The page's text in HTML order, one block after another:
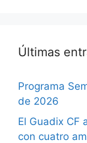
Últimas
Programa
de 2026
El Guadix CF
con cuatro